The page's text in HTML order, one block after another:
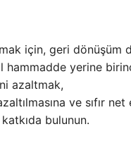
için, geri
hammadde yerine
azaltmak,
ve sıfır
bulunun.